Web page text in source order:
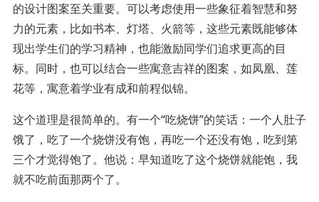
的设计图案至关重要。可以考虑使用一些象征着智慧和努
力的元素，比如书本、灯塔、火箭等，这些元素既能够体
现出学生们的学习精神，也能激励同学们追求更高的目
标。同时，也可以结合一些寓意吉祥的图案，如凤凰、莲
花等，寓意着学业有成和前程似锦。
这个道理是很简单的。有一个“吃烧饼”的笑话：一个人肚子
饿了，吃了一个烧饼没有饱，再吃一个还没有饱，吃到第
三个才觉得饱了。他说：早知道吃了这个烧饼就能饱，我
就不吃前面那两个了。